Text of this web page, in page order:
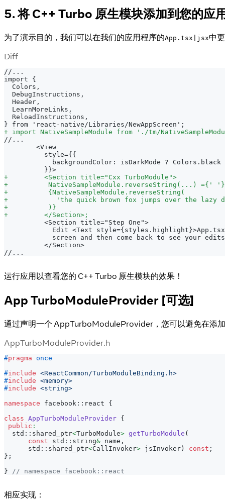
5. 将 C++ Turbo 原生模块添加到您的应
为了演示目的，我们可以在我们的应用程序的App.tsx|jsx中
Diff
//...
import {
Colors,
DebugInstructions,
Header,
LearnMoreLinks,
ReloadInstructions,
} from 'react-native/Libraries/NewAppScreen';
+ import NativeSampleModule from './tm/
//...
       <View
         style={{
backgroundColor: isDarkMode ? Colors.black
         }}>
+
         <Section title="Cxx TurboModule">
+
          NativeSampleModule.reverseString(...) ={' '}
+
          {NativeSampleModule.reverseString(
+
'the quick brown fox jumps over the lazy
+
          )}
+
         </Section>;
         <Section title="Step One">
Edit <Text
screen and then come back to see your
         </Section>
//...
运行应用以查看您的 C++ Turbo 原生模块的效果！
App TurboModuleProvider [可选]
通过声明一个 AppTurboModuleProvider，您可以避免在添
AppTurboModuleProvider.h
#pragma once
#include <ReactCommon/TurboModuleBinding.h>
#include <memory>
#include <string>
namespace facebook :: react {
class AppTurboModuleProvider {
public :
  std
:: shared_ptr<TurboModule> getTurboModule (
const std :: string& name ,
      std
:: shared_ptr<CallInvoker> jsInvoker) const ;
} ;
}
// namespace facebook::react
相应实现：